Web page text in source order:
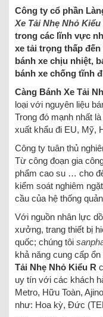
Công ty cổ phần
Xe Tải Nhẹ Nhỏ Kiểu
trong các lĩnh vực
xe tải trọng thấp
bánh xe chịu nhiệt,
bánh xe chống tĩnh
Càng Bánh Xe Tải
loại với nguyên liệu
Trong đó mạnh nhất
xuất khẩu đi EU, Mỹ,
Công ty tuân thủ
Từ công đoạn gia
phẩm cao su … cho
kiểm soát nghiêm
cầu của hệ thống
Với nguồn nhân lực
xưởng, trang thiết bị
quốc; chúng tôi
khả năng cung cấp
Tải Nhẹ Nhỏ Kiểu R
uy tín với các khách
Metro, Hữu Toàn,
như: Hoa kỳ, Đức